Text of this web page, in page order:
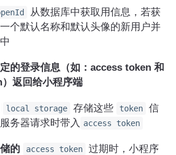
从数据库中获取用信息，若获
个默认名称和默认头像的新用户并
的登录信息（如：access token 和
返回给小程序端
local storage 存储这些 token
信
务器请求时带入 access token
的 access token
过期时，小程序